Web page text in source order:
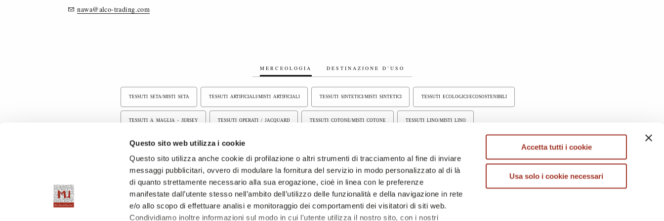
Questo sito web utilizza i cookie
Questo sito utilizza anche cookie di profilazione o altri strumenti di tracciamento al fine di inviare
messaggi pubblicitari, ovvero di modulare la fornitura del servizio in modo personalizzato al di là
di quanto strettamente necessario alla sua erogazione, cioè in linea con le preferenze
manifestate dall’utente stesso nell’ambito dell’utilizzo delle funzionalità e della navigazione in rete
e/o allo scopo di effettuare analisi e monitoraggio dei comportamenti dei visitatori di siti web.
Condividiamo inoltre informazioni sul modo in cui l'utente utilizza il nostro sito, con i nostri
Accetta tutti i cookie
Usa solo i cookie necessari
nawa@alco-trading.com
MERCEOLOGIA DESTINAZIONE D’USO
TESSUTI SETA/MISTI SETA TESSUTI ARTIFICIALI/MISTI ARTIFICIALI TESSUTI SINTETICI/MISTI SINTETICI TESSUTI ECOLOGICI/ECOSOSTENIBILI
TESSUTI A MAGLIA - JERSEY TESSUTI OPERATI / JACQUARD TESSUTI COTONE/MISTI COTONE TESSUTI LINO/MISTI LINO
TESSUTI ELASTICIZZATI TESSUTI STAMPATI